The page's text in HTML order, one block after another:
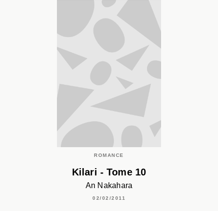
ROMANCE
Kilari - Tome 10
An Nakahara
02/02/2011